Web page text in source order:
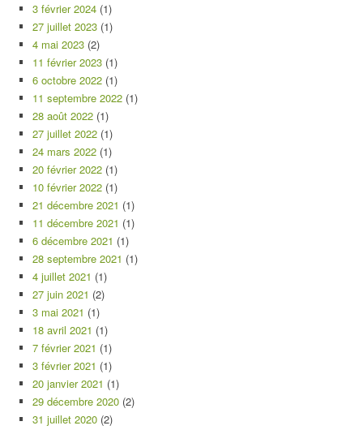
3 février 2024 (1)
27 juillet 2023 (1)
4 mai 2023 (2)
11 février 2023 (1)
6 octobre 2022 (1)
11 septembre 2022 (1)
28 août 2022 (1)
27 juillet 2022 (1)
24 mars 2022 (1)
20 février 2022 (1)
10 février 2022 (1)
21 décembre 2021 (1)
11 décembre 2021 (1)
6 décembre 2021 (1)
28 septembre 2021 (1)
4 juillet 2021 (1)
27 juin 2021 (2)
3 mai 2021 (1)
18 avril 2021 (1)
7 février 2021 (1)
3 février 2021 (1)
20 janvier 2021 (1)
29 décembre 2020 (2)
31 juillet 2020 (2)